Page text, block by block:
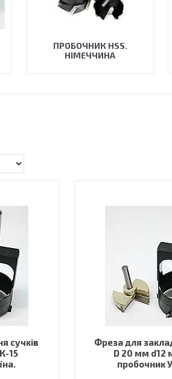
ПРОБОЧНИК HSS.
НІМЕЧЧИНА
сучків
15
Фреза для
D 20 мм d12
пробочник